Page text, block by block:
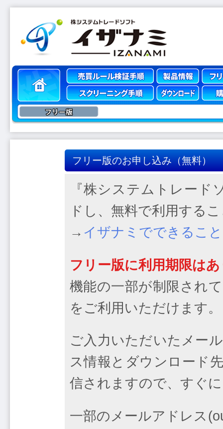
フリー版
フリー版のお申し込み（無料）
『株システムトレー
ドし、無料で利用する
→ イザナミでできるこ
フリー版に利用期限は
機能の一部が制限され
をご利用いただけます。
ご入力いただいたメー
ス情報とダウンロード
信されますので、すぐ
一部のメールアドレス